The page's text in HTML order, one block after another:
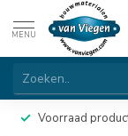
MENU
Voorraad